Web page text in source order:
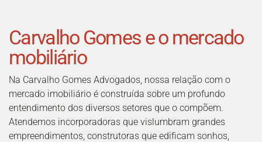
Carvalho Gomes e o mercado
mobiliário
Na Carvalho Gomes Advogados, nossa relação com o
mercado imobiliário é construída sobre um profundo
entendimento dos diversos setores que o compõem.
Atendemos incorporadoras que vislumbram grandes
empreendimentos, construtoras que edificam sonhos,